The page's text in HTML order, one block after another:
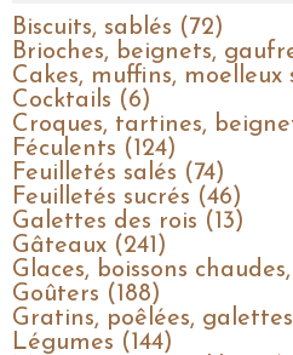
Biscuits, sablés (72)
Brioches, beignets,
Cakes, muffins, moelleux
Cocktails (6)
Croques, tartines,
Féculents (124)
Feuilletés salés (74)
Feuilletés sucrés (46)
Galettes des rois (13)
Gâteaux (241)
Glaces, boissons
Goûters (188)
Gratins, poêlées, galettes
Légumes (144)